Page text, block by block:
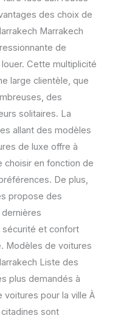
des choix de
Marrakech
de
Cette multiplicité
large clientèle, que
des
solitaires. La
allant des modèles
de luxe offre à
choisir en fonction de
De plus,
propose des
sécurité et confort
Modèles de voitures
Liste des
plus demandés à
voitures pour la ville À
sont